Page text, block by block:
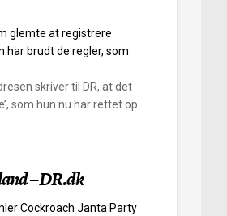
glemte at registrere
har brudt de regler, som
skriver til DR, at det
som hun nu har rettet op
– DR.dk
Cockroach Janta Party